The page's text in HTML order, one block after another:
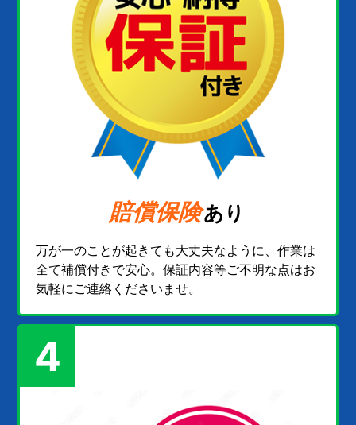
賠償保険あり
万が一のことが起きても大丈夫なように、作業は
全て補償付きで安心。保証内容等ご不明な点はお
気軽にご連絡くださいませ。
4